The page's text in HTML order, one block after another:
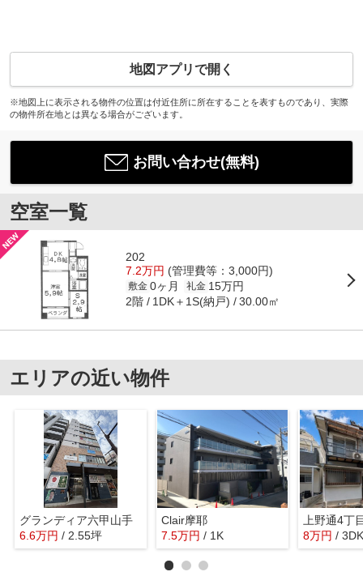
地図アプリで開く
※地図上に表示される物件の位置は付近住所に所在することを表すものであり、実際
の物件所在地とは異なる場合がございます。
お問い合わせ(無料)
空室一覧
202
7.2万円 (管理費等：3,000円)
敷金 0ヶ月 礼金 15万円
2階 1DK＋1S(納戸) 30.00㎡
エリアの近い物件
グランディア六甲山手
6.6万円 / 2.55坪
Clair摩耶
7.5万円 / 1K 8万円 / 3DK